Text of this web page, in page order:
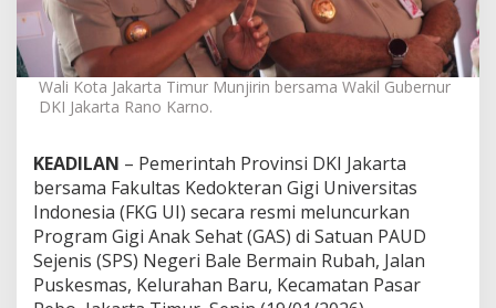
r
n
L
u
u
r
k
a
n
P
r
Wali Kota Jakarta Timur Munjirin bersama Wakil Gubernur
DKI Jakarta Rano Karno.
KEADILAN – Pemerintah Provinsi DKI Jakarta
bersama Fakultas Kedokteran Gigi Universitas
Indonesia (FKG UI) secara resmi meluncurkan
Program Gigi Anak Sehat (GAS) di Satuan PAUD
Sejenis (SPS) Negeri Bale Bermain Rubah, Jalan
Puskesmas, Kelurahan Baru, Kecamatan Pasar